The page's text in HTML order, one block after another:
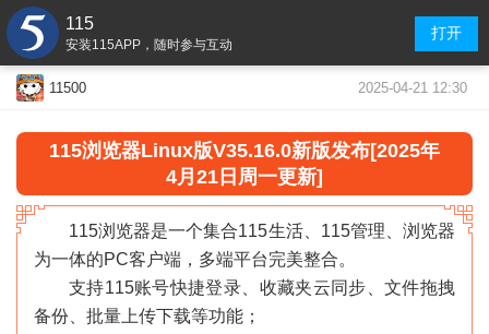
115
安装115APP，随时参与互动
打开
11500 2025-04-21 12:30
115浏览器Linux版V35.16.0新版发布[2025年
4月21日周一更新]
115浏览器是一个集合115生活、115管理、浏览器
为一体的PC客户端，多端平台完美整合。
支持115账号快捷登录、收藏夹云同步、文件拖拽
备份、批量上传下载等功能；